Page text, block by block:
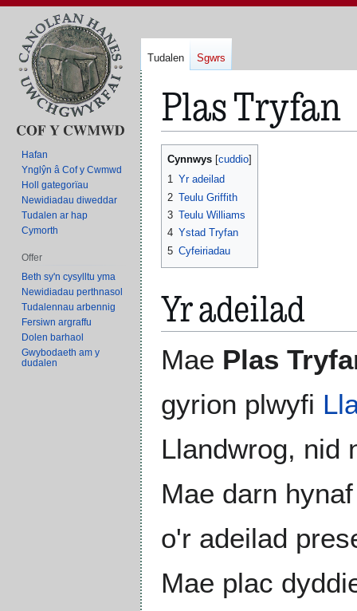
Plas Tryfan
Neidio
llywio
Neidio
chwilio
Cynnwys
1 Yr adeilad
2 Teulu Griffith
3 Teulu Williams
4 Ystad Tryfan
5 Cyfeiriadau
Yr adeilad
Mae Plas
gyrion plwyfi
Llandwrog, nid
Mae darn
o'r adeilad
Mae plac
Tudalen Sgwrs
Hafan
Ynglŷn â Cof y Cwmwd
Holl gategorïau
Newidiadau diweddar
Tudalen ar hap
Cymorth
Offer
Beth sy'n cysylltu yma
Newidiadau perthnasol
Tudalennau arbennig
Fersiwn argraffu
Dolen barhaol
Gwybodaeth am y
dudalen